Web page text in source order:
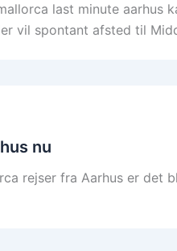
last minute
vil spontant afsted til
nu
rejser fra Aarhus er det